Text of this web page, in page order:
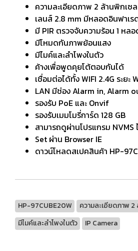
ความละเอียดภาพ 2 ล้านพิกเซล
เลนส์ 2.8 mm มีหลอดอินฟาเรด
มี PIR ตรวจจับความร้อน 1 หล
มีโหมดกันภาพย้อนแสง
มีไมค์และลำโพงในตัว
ค้างเพื่อพูดคุยโต้ตอบกันได้
เชื่อมต่อได้ทั้ง WIFI 2.4G ระยะ
LAN มีช่อง Alarm in, Alarm
รองรับ PoE และ Onvif
รองรับเมมโมรี่การ์ด 128 GB
สามารถดูผ่านโปรแกรม NVMS
Set ผ่าน Browser IE
ดาวน์โหลดสเปคสินค้า HP-
HP-97CUBE20W
ความละเอียดภาพ 2
มีไมค์และลำโพงในตัว
IP Camera